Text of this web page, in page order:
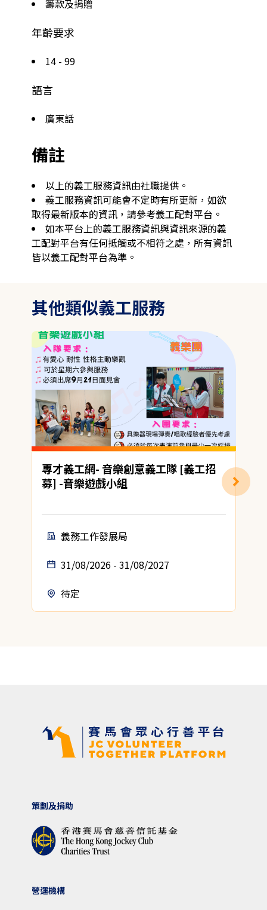
籌款及捐贈
年齡要求
14 - 99
語言
廣東話
備註
以上的義工服務資訊由社職提供。
義工服務資訊可能會不定時有所更新，如欲
取得最新版本的資訊，請參考義工配對平台。
如本平台上的義工服務資訊與資訊來源的義
工配對平台有任何抵觸或不相符之處，所有資訊
皆以義工配對平台為準。
其他類似義工服務
專才義工網- 音樂創意義工隊 [義工招
募] -音樂遊戲小組
義務工作發展局
31/08/2026 - 31/08/2027
待定
策劃及捐助
營運機構